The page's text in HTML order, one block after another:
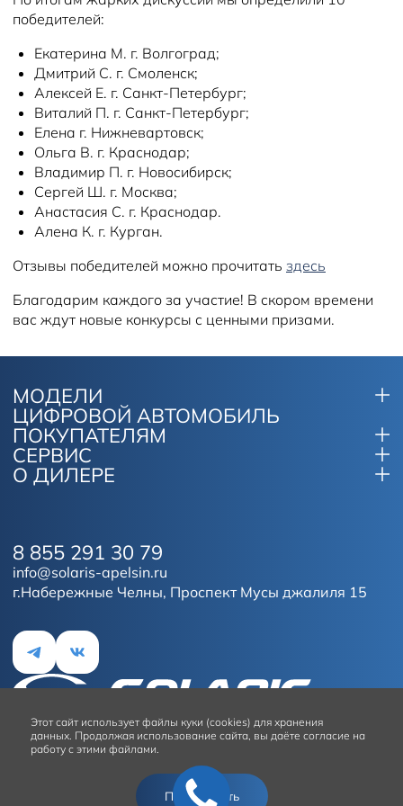
победителей:
Екатерина М. г. Волгоград;
Дмитрий С. г. Смоленск;
Алексей Е. г. Санкт-Петербург;
Виталий П. г. Санкт-Петербург;
Елена г. Нижневартовск;
Ольга В. г. Краснодар;
Владимир П. г. Новосибирск;
Сергей Ш. г. Москва;
Анастасия С. г. Краснодар.
Алена К. г. Курган.
Отзывы победителей можно прочитать здесь
Благодарим каждого за участие! В скором времени
вас ждут новые конкурсы с ценными призами.
МОДЕЛИ
ЦИФРОВОЙ АВТОМОБИЛЬ
ПОКУПАТЕЛЯМ
СЕРВИС
О ДИЛЕРЕ
г.Набережные Челны, Проспект Мусы джалиля 15
8 855 291 30 79
info@solaris-apelsin.ru
Условия использования сайта
Этот сайт использует файлы куки (cookies) для хранения
данных. Продолжая использование сайта, вы даёте согласие на
работу с этими файлами.
Подтвердить